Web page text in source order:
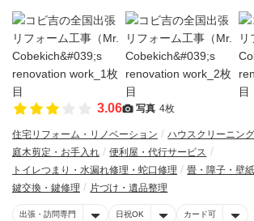
3.06 写真 4枚
住宅リフォーム・リノベーション ハウスクリーニング
庭木剪定・お手入れ
便利屋・代行サービス
トイレつまり・水漏れ修理・蛇口修理
畳・障子・壁
鍵交換・鍵修理
片づけ・遺品整理
出張・訪問専門 日祝OK カード可